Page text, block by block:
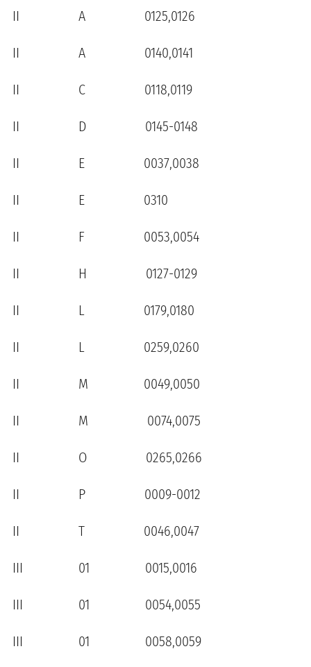
II A 0125,0126
II A 0140,0141
II C 0118,0119
II D 0145-0148
II E 0037,0038
II E 0310
II F 0053,0054
II H 0127-0129
II L 0179,0180
II L 0259,0260
II M 0049,0050
II M 0074,0075
II O 0265,0266
II P 0009-0012
II T 0046,0047
III 01 0015,0016
III 01 0054,0055
III 01 0058,0059